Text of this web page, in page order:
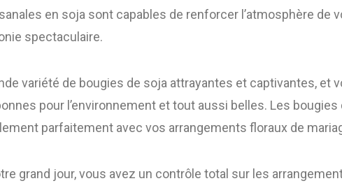
en soja sont capables de renforcer l’atmosphère de
spectaculaire.
variété de bougies de soja attrayantes et captivantes, et
pour l’environnement et tout aussi belles. Les bougies
parfaitement avec vos arrangements floraux de
grand jour, vous avez un contrôle total sur les